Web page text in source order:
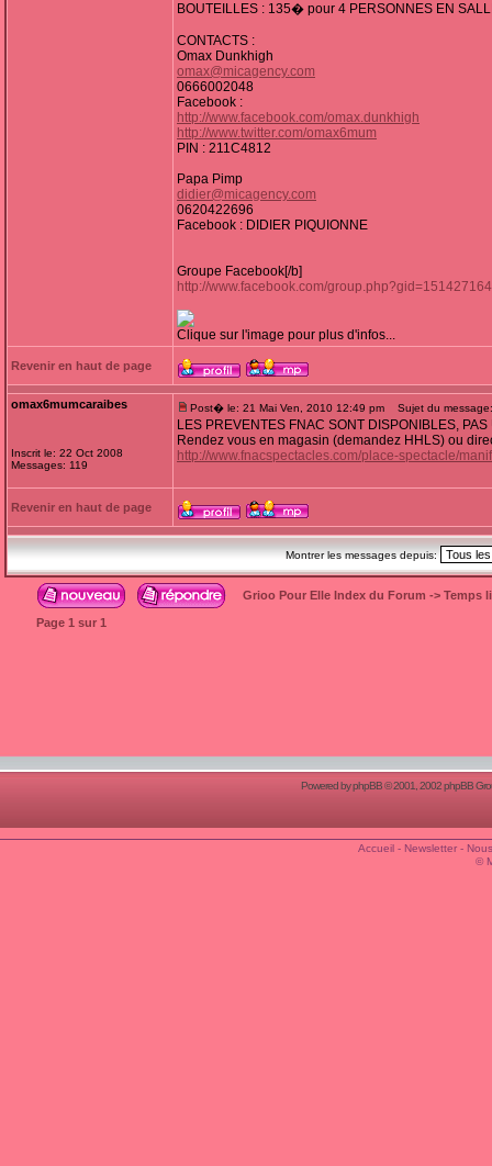
BOUTEILLES : 135� pour 4 PERSONNES EN
CONTACTS :
Omax Dunkhigh
omax@micagency.com
0666002048
Facebook :
http://www.facebook.com/omax.dunkhigh
http://www.twitter.com/omax6mum
PIN : 211C4812
Papa Pimp
didier@micagency.com
0620422696
Facebook : DIDIER PIQUIONNE
Groupe Facebook[/b]
http://www.facebook.com/
Clique sur l'image pour plus d'infos...
Revenir en haut de page
omax6mumcaraibes
Inscrit le: 22 Oct 2008
Messages: 119
Post� le: 21 Mai Ven, 2010 12:49 pm Sujet du message:
LES PREVENTES FNAC SONT DISPONIBLES,
Rendez vous en magasin (demandez HHLS) ou
http://www.fnacspectacles.com/place-spectacle/
Revenir en haut de page
Montrer les messages depuis:
Grioo Pour Elle Index du Forum -> Temps
Page 1 sur 1
Powered byphpBB© 2001, 2002 phpBB
Accueil- Newsletter-
©